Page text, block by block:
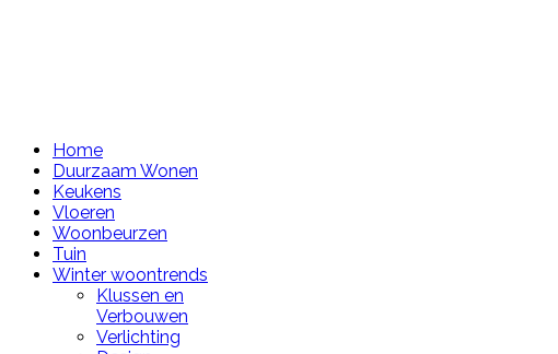
Home
Duurzaam Wonen
Keukens
Vloeren
Woonbeurzen
Tuin
Winter woontrends
Klussen en
Verbouwen
Verlichting